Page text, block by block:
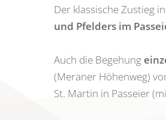
Der klassische Zustieg
und Pfelders im
Auch die Begehung
(Meraner Höhenweg)
St. Martin in Passeier